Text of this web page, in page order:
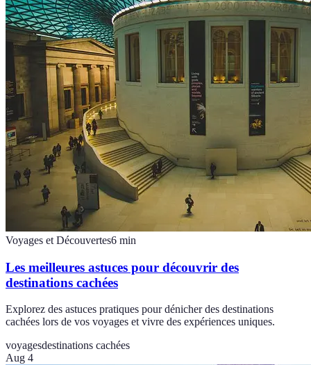
Voyages et Découvertes6 min
Les meilleures astuces pour découvrir des
destinations cachées
Explorez des astuces pratiques pour dénicher des destinations
cachées lors de vos voyages et vivre des expériences uniques.
voyagesdestinations cachées
Aug 4